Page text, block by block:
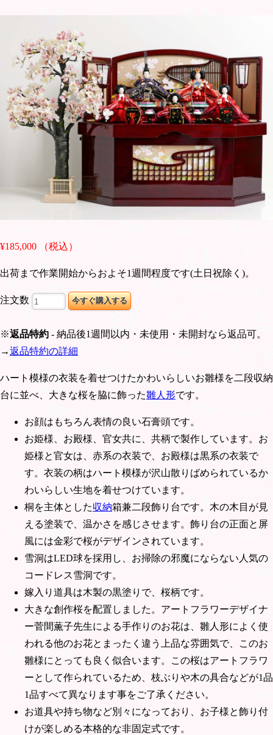
¥185,000 （税込）
出荷まで作業開始からおよそ1週間程度です(土日祝除く)。
注文数
※返品特約 - 納品後1週間以内・未使用・未開封なら返品可。
→返品特約の詳細
ハート模様の衣装を着せつけたかわいらしいお雛様を二段収納
台に並べ、大きな桜を脇に飾った雛人形です。
お顔はもちろん表情の良い石膏頭です。
お姫様、お殿様、官女共に、共柄で製作しています。お
姫様と官女は、赤系の衣装で、お殿様は黒系の衣装で
す。衣装の柄はハート模様が沢山散りばめられているか
わいらしい生地を着せつけています。
桐を主体とした収納箱兼二段飾り台です。木の木目が見
える塗装で、温かさを感じさせます。飾り台の正面と屏
風には金彩で桜がデザインされています。
雪洞はLED球を採用し、お掃除の邪魔にならない人気の
コードレス雪洞です。
嫁入り道具は木製の黒塗りで、桜柄です。
大きな創作桜を配置しました。アートフラワーデザイナ
ー菅間薫子先生による手作りのお花は、雛人形によく使
われる他のお花とまったく違う上品な雰囲気で、このお
雛様にとっても良く似合います。この桜はアートフラワ
ーとして作られているため、枝ぶりや木の具合などが1品
1品すべて異なります事をご了承ください。
お道具や持ち物など別々になっており、お子様と飾り付
けが楽しめる本格的な非固定式です。